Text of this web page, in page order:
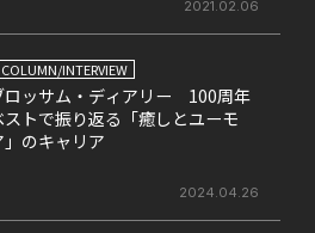
2021.02.06
COLUMN/INTERVIEW
ロッサム・ディアリー 100周年
ストで振り返る「癒しとユーモ
」のキャリア
2024.04.26